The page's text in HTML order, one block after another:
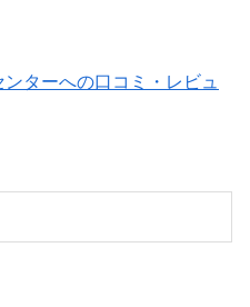
ターへの口コミ・レビュ